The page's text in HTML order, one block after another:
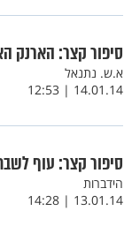
סיפור קצר: הארנק
א.ש. נתנאל
14.01.14 | 12:53
סיפור קצר: עוף
הידברות
13.01.14 | 14:28